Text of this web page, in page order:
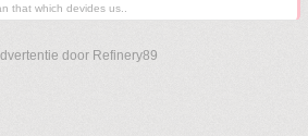
that which devides us..
door Refinery89